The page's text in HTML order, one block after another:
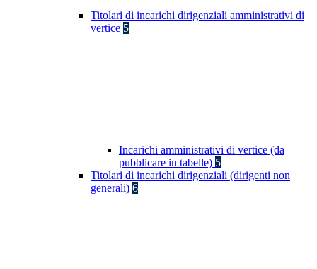
Titolari di incarichi dirigenziali amministrativi di
vertice 5
Incarichi amministrativi di vertice (da
pubblicare in tabelle) 5
Titolari di incarichi dirigenziali (dirigenti non
generali) 6